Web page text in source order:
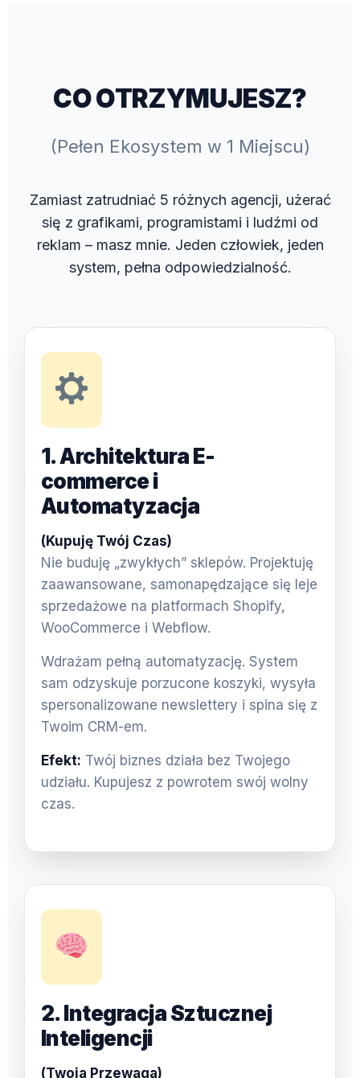
CO OTRZYMUJESZ?
(Pełen Ekosystem w 1 Miejscu)
Zamiast zatrudniać 5 różnych agencji, użerać
się z grafikami, programistami i ludźmi od
reklam – masz mnie. Jeden człowiek, jeden
system, pełna odpowiedzialność.
1. Architektura E-
commerce i
Automatyzacja
(Kupuję Twój Czas)
Nie buduję „zwykłych” sklepów. Projektuję
zaawansowane, samonapędzające się leje
sprzedażowe na platformach Shopify,
WooCommerce i Webflow.
Wdrażam pełną automatyzację. System
sam odzyskuje porzucone koszyki, wysyła
spersonalizowane newslettery i spina się z
Twoim CRM-em.
Efekt: Twój biznes działa bez Twojego
udziału. Kupujesz z powrotem swój wolny
czas.
2. Integracja Sztucznej
Inteligencji
(Twoja Przewaga)